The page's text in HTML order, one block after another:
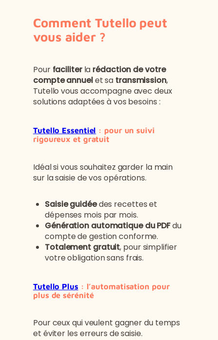
Comment Tutello peut
vous aider ?
Pour faciliterla rédaction de votre
compte annuelet sa transmission,
Tutello vous accompagne avec deux
solutions adaptées à vos besoins :
Tutello Essentiel : pour un suivi
rigoureux et gratuit
Idéal si vous souhaitez garder la main
sur la saisie de vos opérations.
Saisie guidéedes recettes et
dépenses mois par mois.
Génération automatique du PDFdu
compte de gestion conforme.
Totalement gratuit, pour simplifier
votre obligation sans frais.
Tutello Plus: l’automatisation pour
plus de sérénité
Pour ceux qui veulent gagner du temps
et éviter les erreurs de saisie.